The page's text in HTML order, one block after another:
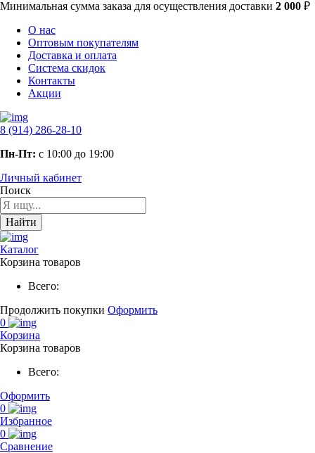
Минимальная сумма заказа для осуществления доставки 2 000 ₽
О нас
Оптовым покупателям
Доставка и оплата
Система скидок
Контакты
Акции
8 (914) 286-28-10
Пн-Пт: с 10:00 до 19:00
Личный кабинет
Поиск
Найти
Каталог
Корзина товаров
Всего:
Продолжить покупки Оформить
0
Корзина
Корзина товаров
Всего:
Оформить
0
Избранное
0
Сравнение